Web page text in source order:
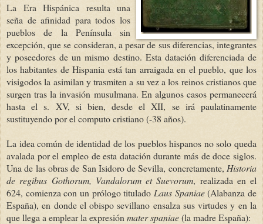
La Era Hispánica resulta una
seña de afinidad para todos los
pueblos de la Península sin
excepción, que se consideran, a pesar de sus diferencias, integrantes
y poseedores de un mismo destino. Esta datación diferenciada de
los habitantes de Hispania está tan arraigada en el pueblo, que los
visigodos la asimilan y trasmiten a su vez a los reinos cristianos que
surgen tras la invasión musulmana. En algunos casos permanecerá
hasta el s. XV, si bien, desde el XII, se irá paulatinamente
sustituyendo por el computo cristiano (-38 años).
La idea común de identidad de los pueblos hispanos no solo queda
avalada por el empleo de esta datación durante más de doce siglos.
Una de las obras de San Isidoro de Sevilla, concretamente, Historia
de regibus Gothorum, Vandalorum et Suevorum, realizada en el
624, comienza con un prólogo titulado Laus Spaniae(Alabanza de
España), en donde el obispo sevillano ensalza sus virtudes y en la
que llega a emplear la expresión mater spaniae(la madre España):